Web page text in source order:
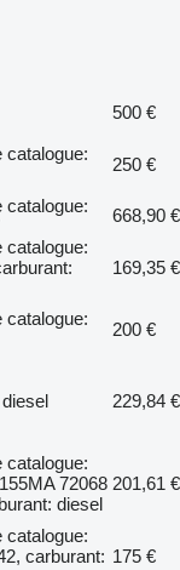
500 €
catalogue:
250 €
catalogue:
668,90 €
catalogue:
169,35 €
catalogue:
200 €
229,84 €
catalogue:
72068
diesel
201,61 €
catalogue:
carburant: 175 €